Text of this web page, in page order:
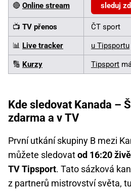
🔴 Online stream sleduj
📺 TV přenos ČT sport
📊 Live tracker u Tipsportu
🔢 Kurzy Tipsport
Kde sledovat Kanada –
zdarma a v TV
První utkání skupiny B mezi
můžete sledovatod 16:20
TV Tipsport. Tato sázková
z partnerů mistrovství světa,